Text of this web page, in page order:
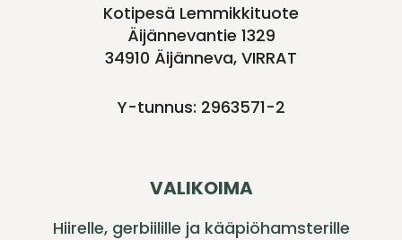
Kotipesä Lemmikkituote
Äijännevantie 1329
34910 Äijänneva, VIRRAT
Y-tunnus: 2963571-2
VALIKOIMA
Hiirelle, gerbiilille ja kääpiöhamsterille